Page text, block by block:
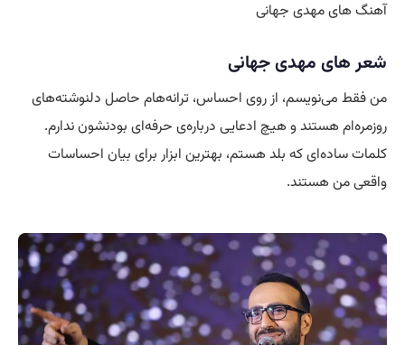
آهنگ های مهدی جهانی
شعر های مهدی جهانی
من فقط می‌نویسم، از روی احساس، ترانه‌هام حاصل دلنوشته‌های
روزمره‌ام هستند و هیچ ادعایی درباره‌ی حرفه‌ای بودنشون ندارم.
کلمات ساده‌ای که بلد هستم، بهترین ابزار برای بیان احساسات
واقعی من هستند.